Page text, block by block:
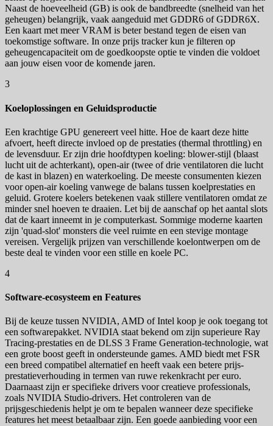
Naast de hoeveelheid (GB) is ook de bandbreedte (snelheid van het
geheugen) belangrijk, vaak aangeduid met GDDR6 of GDDR6X.
Een kaart met meer VRAM is beter bestand tegen de eisen van
toekomstige software. In onze prijs tracker kun je filteren op
geheugencapaciteit om de goedkoopste optie te vinden die voldoet
aan jouw eisen voor de komende jaren.
3
Koeloplossingen en Geluidsproductie
Een krachtige GPU genereert veel hitte. Hoe de kaart deze hitte
afvoert, heeft directe invloed op de prestaties (thermal throttling) en
de levensduur. Er zijn drie hoofdtypen koeling: blower-stijl (blaast
lucht uit de achterkant), open-air (twee of drie ventilatoren die lucht
de kast in blazen) en waterkoeling. De meeste consumenten kiezen
voor open-air koeling vanwege de balans tussen koelprestaties en
geluid. Grotere koelers betekenen vaak stillere ventilatoren omdat ze
minder snel hoeven te draaien. Let bij de aanschaf op het aantal slots
dat de kaart inneemt in je computerkast. Sommige moderne kaarten
zijn 'quad-slot' monsters die veel ruimte en een stevige montage
vereisen. Vergelijk prijzen van verschillende koelontwerpen om de
beste deal te vinden voor een stille en koele PC.
4
Software-ecosysteem en Features
Bij de keuze tussen NVIDIA, AMD of Intel koop je ook toegang tot
een softwarepakket. NVIDIA staat bekend om zijn superieure Ray
Tracing-prestaties en de DLSS 3 Frame Generation-technologie, wat
een grote boost geeft in ondersteunde games. AMD biedt met FSR
een breed compatibel alternatief en heeft vaak een betere prijs-
prestatieverhouding in termen van ruwe rekenkracht per euro.
Daarnaast zijn er specifieke drivers voor creatieve professionals,
zoals NVIDIA Studio-drivers. Het controleren van de
prijsgeschiedenis helpt je om te bepalen wanneer deze specifieke
features het meest betaalbaar zijn. Een goede aanbieding voor een